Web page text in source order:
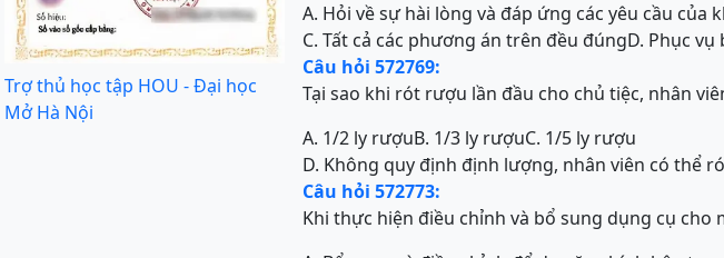
Trợ thủ học tập HOU - Đại học
Mở Hà Nội
A. Hỏi về sự hài lòng và đáp ứng các yêu cầu của
C. Tất cả các phương án trên đều đúngD. Phục
Câu hỏi 572769:
Tại sao khi rót rượu lần đầu cho chủ tiệc, nhân
A. 1/2 ly rượuB. 1/3 ly rượuC. 1/5 ly rượu
D. Không quy định định lượng, nhân viên có thể
Câu hỏi 572773:
Khi thực hiện điều chỉnh và bổ sung dụng cụ cho